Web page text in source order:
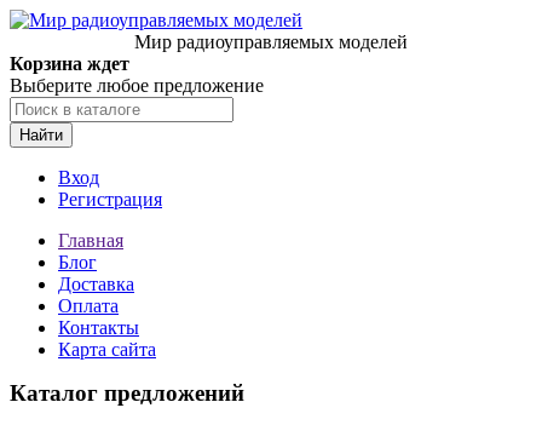
Мир радиоуправляемых моделей
Корзина ждет
Выберите любое предложение
Найти
Вход
Регистрация
Главная
Блог
Доставка
Оплата
Контакты
Карта сайта
Каталог предложений